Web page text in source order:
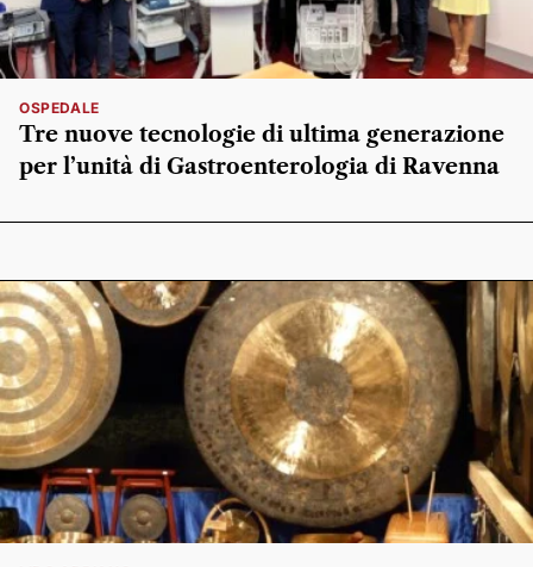
OSPEDALE
Tre nuove tecnologie di ultima generazione
per l’unità di Gastroenterologia di Ravenna